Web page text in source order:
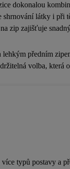
dokonalou
shrnování látky i při
zip zajišťuje
předním
volba, která
typů postavy a